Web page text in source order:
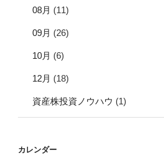
08月 (11)
09月 (26)
10月 (6)
12月 (18)
資産株投資ノウハウ (1)
カレンダー